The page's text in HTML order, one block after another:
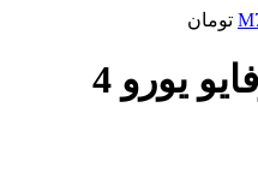
تومان
ایسیو پژو 206 تیوفایو یورو 4